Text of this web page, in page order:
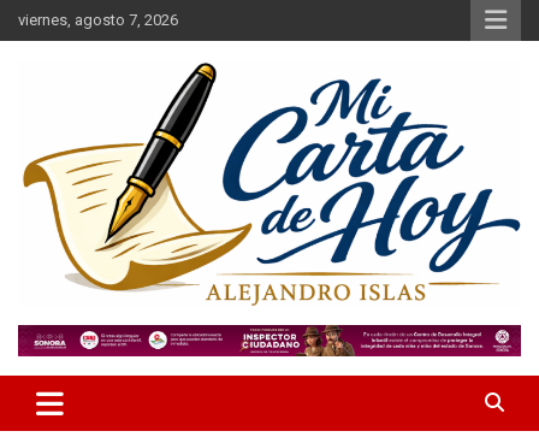
Saltar
al
viernes, agosto 7, 2026
Mi Carta de Hoy